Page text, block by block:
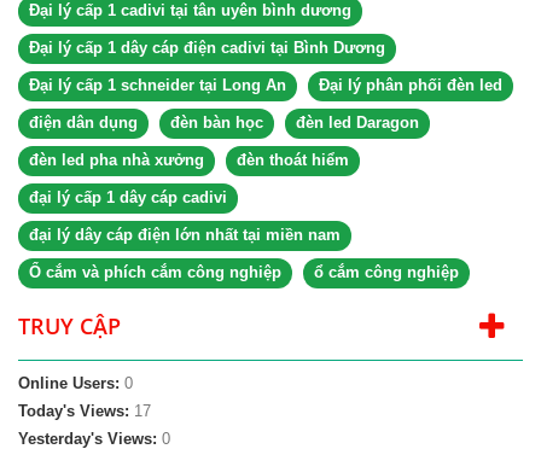
Đại lý cấp 1 cadivi tại tân uyên bình dương
Đại lý cấp 1 dây cáp điện cadivi tại Bình Dương
Đại lý cấp 1 schneider tại Long An Đại lý phân phối đèn led
điện dân dụng đèn bàn học đèn led Daragon
đèn led pha nhà xưởng đèn thoát hiểm
đại lý cấp 1 dây cáp cadivi
đại lý dây cáp điện lớn nhất tại miền nam
Ổ cắm và phích cắm công nghiệp ổ cắm công nghiệp
TRUY CẬP
Online Users: 0
Today's Views: 17
Yesterday's Views: 0